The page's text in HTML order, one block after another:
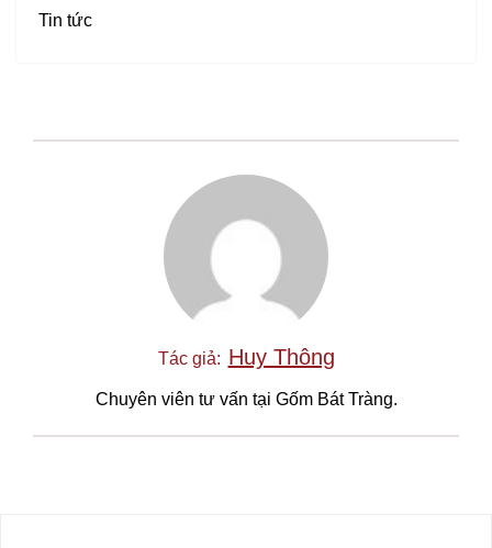
Tin tức
Tác giả: Huy Thông
Chuyên viên tư vấn tại Gốm Bát Tràng.